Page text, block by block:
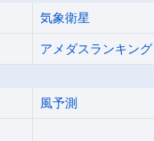
気象衛星
アメダスランキング
風予測